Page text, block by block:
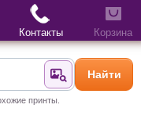
Найти поНайти
принты.
Контакты Корзина